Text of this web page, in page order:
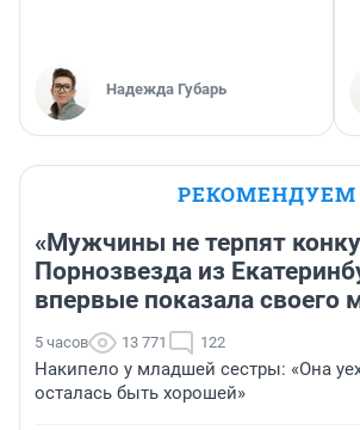
Надежда Губарь
РЕКОМЕНДУЕМ
«Мужчины не терпят
Порнозвезда из
впервые показала своего
5 часов 13 771 122
Накипело у младшей сестры: «Она
осталась быть хорошей»